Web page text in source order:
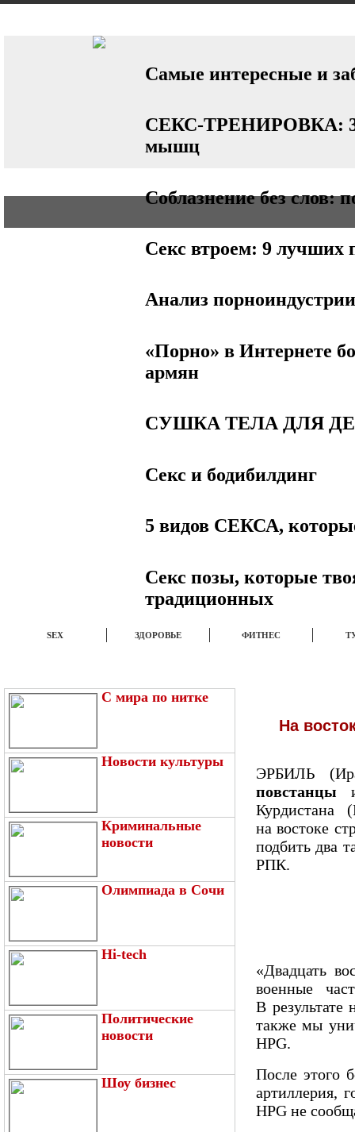
Самые интересные и
СЕКС-ТРЕНИРОВКА: 3
мышц
Соблазнение без слов:
Секс втроем: 9 лучших
Анализ порноиндустрии
«Порно» в Интернете
армян
СУШКА ТЕЛА ДЛЯ
Секс и бодибилдинг
5 видов СЕКСА,
Секс позы, которые
традиционных
SEX ЗДОРОВЬЕ ФИТНЕС
С мира по нитке
Новости культуры
Криминальные
новости
Олимпиада в Сочи
Hi-tech
Политические
новости
Шоу бизнес
На
ЭРБИЛЬ
повстанцы
Курдистана
на востоке
подбить два
РПК.
«Двадцать
военные
В
также мы
HPG.
После этого
артиллерия,
HPG не